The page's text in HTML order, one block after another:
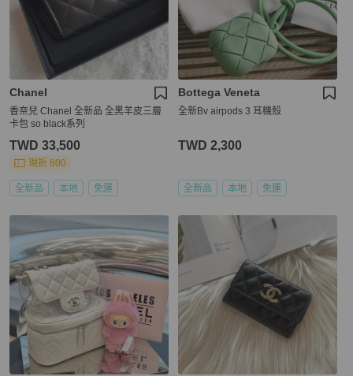
Chanel
香奈兒 Chanel 全新品 全黑羊皮三層
卡包 so black系列
TWD 33,500
現折 800
全新品 本地 免運
Bottega Veneta
全新Bv airpods 3 耳機殼
TWD 2,300
全新品 本地 免運